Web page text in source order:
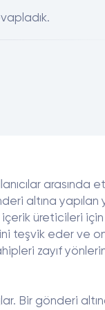
arasında
altına yapılan
içerik üreticileri
teşvik eder ve
zayıf
Bir gönderi